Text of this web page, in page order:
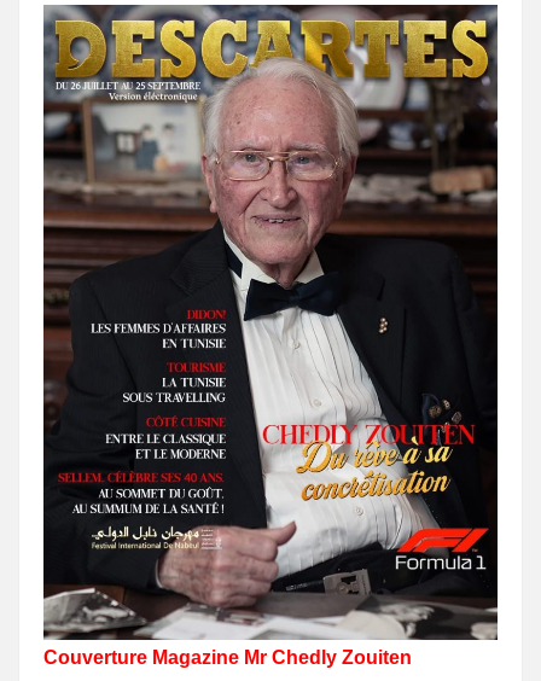
Couverture Magazine Mr Chedly Zouiten